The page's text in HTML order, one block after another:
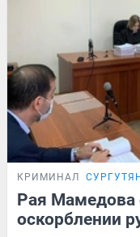
КРИМИНАЛ
Рая Мамедова
оскорблении